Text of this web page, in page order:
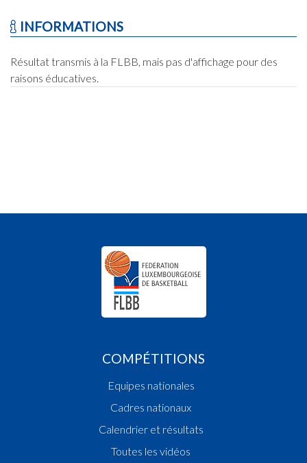
INFORMATIONS
Résultat transmis à la FLBB, mais pas d'affichage pour des
raisons éducatives.
COMPÉTITIONS
Equipes nationales
Cadres nationaux
Calendrier et résultats
Toutes les vidéos